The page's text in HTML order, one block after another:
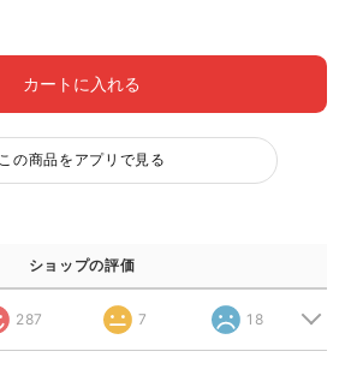
カートに入れる
この商品をアプリで見る
ショップの評価
287 7 18